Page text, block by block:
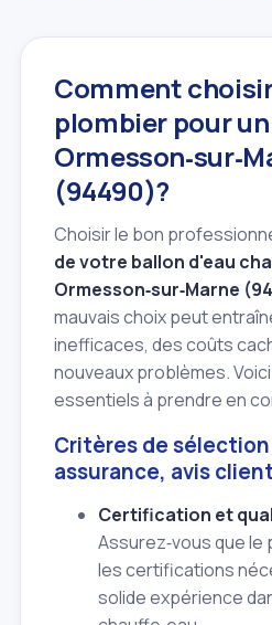
Comment
plombier pour
(94490)?
Choisir le bon
de votre ballon d'eau
Ormesson‑sur‑Marne
mauvais choix peut
inefficaces, des coûts
nouveaux problèmes.
essentiels à prendre en
Critères de
assurance, avis
Certification et
Assurez‑vous que
les certifications
solide expérience